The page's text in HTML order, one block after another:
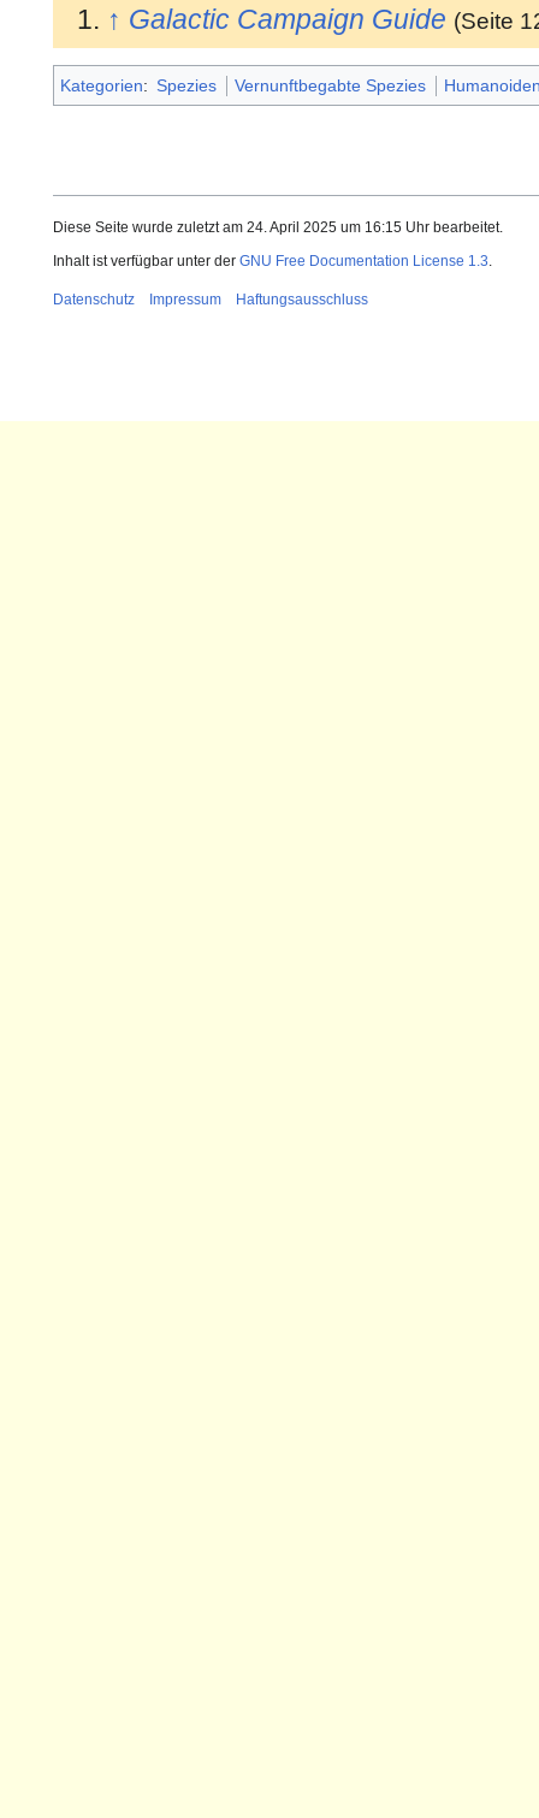
↑ Galactic Campaign Guide (Seite
Kategorien: Spezies Vernunftbegabte Spezies
Diese Seite wurde zuletzt am 24. April 2025 um 16:15 Uhr bearbeitet.
Inhalt ist verfügbar unter der GNU Free Documentation License 1.3.
Datenschutz Impressum Haftungsausschluss